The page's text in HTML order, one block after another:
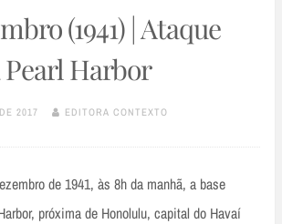
(1941) | Ataque
Pearl Harbor
2017 EDITORA CONTEXTO
de 1941, às 8h da manhã, a base
próxima de Honolulu, capital do Havaí